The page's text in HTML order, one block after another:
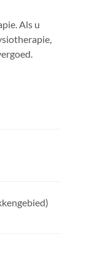
Als u